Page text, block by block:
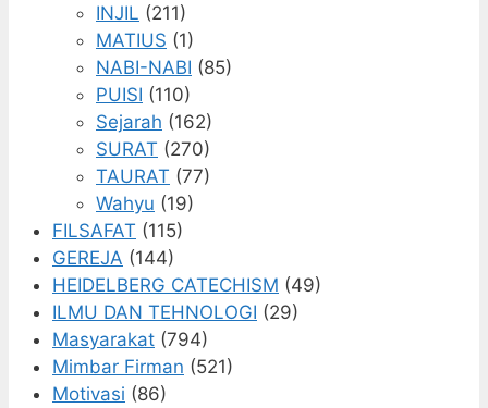
INJIL (211)
MATIUS (1)
NABI-NABI (85)
PUISI (110)
Sejarah (162)
SURAT (270)
TAURAT (77)
Wahyu (19)
FILSAFAT (115)
GEREJA (144)
HEIDELBERG CATECHISM (49)
ILMU DAN TEHNOLOGI (29)
Masyarakat (794)
Mimbar Firman (521)
Motivasi (86)